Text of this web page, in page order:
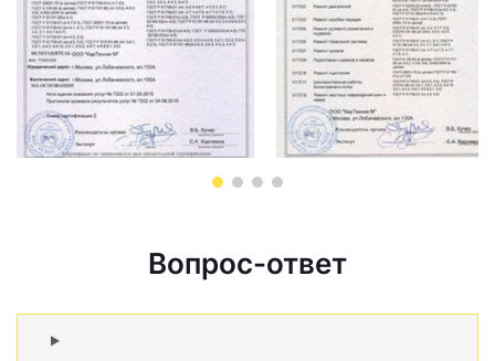
Вопрос-ответ